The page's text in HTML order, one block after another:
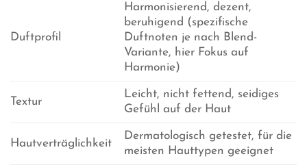
Duftprofil
Harmonisierend, dezent,
beruhigend (spezifische
Duftnoten je nach Blend-
Variante, hier Fokus auf
Harmonie)
Textur
Leicht, nicht fettend, seidiges
Gefühl auf der Haut
Hautverträglichkeit
Dermatologisch getestet, für die
meisten Hauttypen geeignet